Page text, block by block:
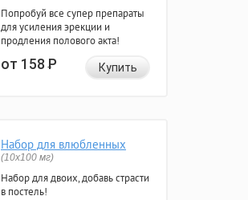
Попробуй все супер препараты
для усиления эрекции и
продления полового акта!
от 158Р Купить
Набор для влюбленных
(10х100 мг)
Набор для двоих, добавь страсти
в постель!